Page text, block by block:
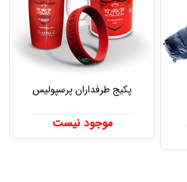
پکیج طرفداران پرسپولیس
موجود نیست